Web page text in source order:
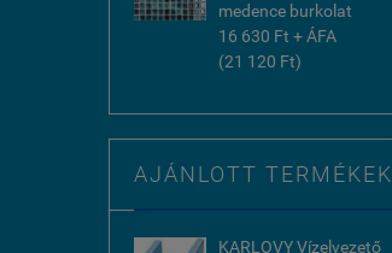
medence burkolat
16 630 Ft + ÁFA
(21 120 Ft)
AJÁNLOTT TERMÉKEK
KARLOVY Vízelvezető